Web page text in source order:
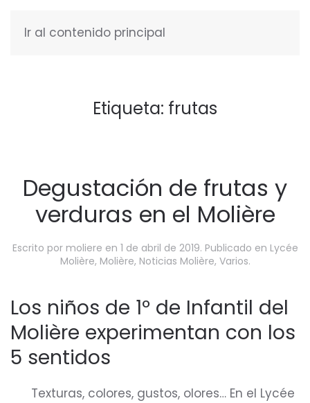
Ir al contenido principal
Etiqueta: frutas
Degustación de frutas y
verduras en el Molière
Escrito por moliere en 1 de abril de 2019. Publicado en Lycée
Molière, Molière, Noticias Molière, Varios.
Los niños de 1º de Infantil del
Molière experimentan con los
5 sentidos
Texturas, colores, gustos, olores… En el Lycée